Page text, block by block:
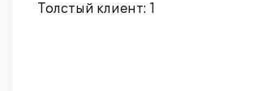
Толстый клиент: 1